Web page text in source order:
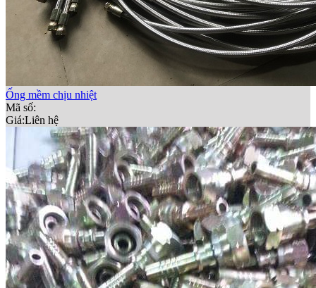
Ống mềm chịu nhiệt
Mã số:
Giá:Liên hệ